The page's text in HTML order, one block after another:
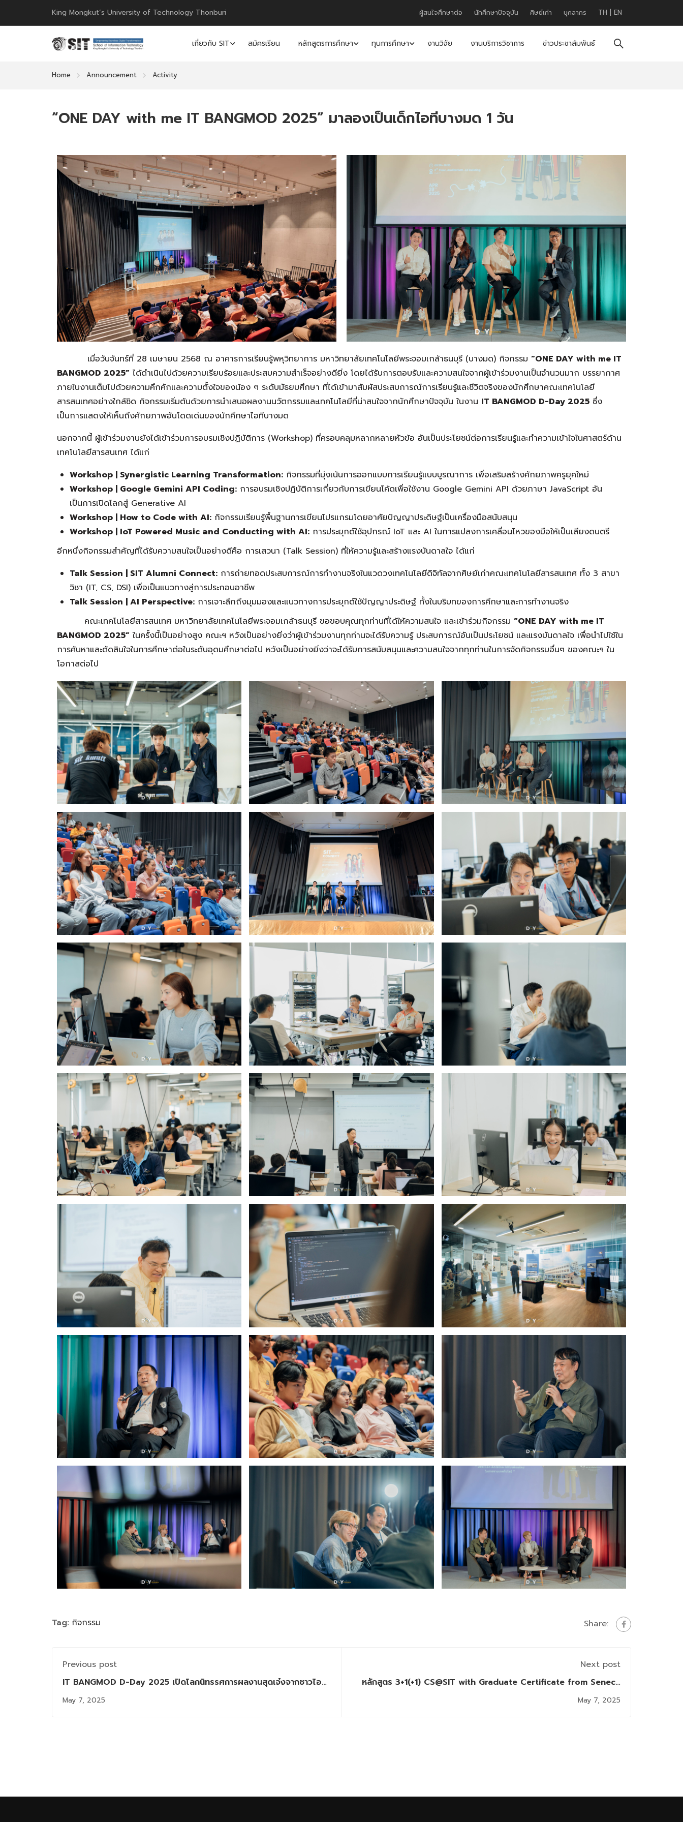
King Mongkut’s University of Technology Thonburi ผู้สนใจศึกษาต่อ นักศึกษาปัจจุบัน ศิษย์เก่า บุคลากร TH | EN
เกี่ยวกับ SIT สมัครเรียน หลักสูตรการศึกษา ทุนการศึกษา งานวิจัย งานบริการวิชาการ ข่าวประชาสัมพันธ์
Home Announcement Activity
“ONE DAY with me IT BANGMOD 2025” มาลองเป็นเด็กไอทีบางมด 1 วัน
เมื่อวันจันทร์ที่ 28 เมษายน 2568 ณ อาคารการเรียนรู้พหุวิทยาการ มหาวิทยาลัยเทคโนโลยีพระจอมเกล้าธนบุรี (บางมด) กิจกรรม “ONE DAY with me IT
BANGMOD 2025” ได้ดำเนินไปด้วยความเรียบร้อยและประสบความสำเร็จอย่างดียิ่ง โดยได้รับการตอบรับและความสนใจจากผู้เข้าร่วมงานเป็นจำนวนมาก บรรยากาศ
ภายในงานเต็มไปด้วยความคึกคักและความตั้งใจของน้อง ๆ ระดับมัธยมศึกษา ที่ได้เข้ามาสัมผัสประสบการณ์การเรียนรู้และชีวิตจริงของนักศึกษาคณะเทคโนโลยี
สารสนเทศอย่างใกล้ชิด กิจกรรมเริ่มต้นด้วยการนำเสนอผลงานนวัตกรรมและเทคโนโลยีที่น่าสนใจจากนักศึกษาปัจจุบัน ในงาน IT BANGMOD D-Day 2025 ซึ่ง
เป็นการแสดงให้เห็นถึงศักยภาพอันโดดเด่นของนักศึกษาไอทีบางมด
นอกจากนี้ ผู้เข้าร่วมงานยังได้เข้าร่วมการอบรมเชิงปฏิบัติการ (Workshop) ที่ครอบคลุมหลากหลายหัวข้อ อันเป็นประโยชน์ต่อการเรียนรู้และทำความเข้าใจในศาสตร์ด้าน
เทคโนโลยีสารสนเทศ ได้แก่
Workshop | Synergistic Learning Transformation: กิจกรรมที่มุ่งเน้นการออกแบบการเรียนรู้แบบบูรณาการ เพื่อเสริมสร้างศักยภาพครูยุคใหม่
Workshop | Google Gemini API Coding: การอบรมเชิงปฏิบัติการเกี่ยวกับการเขียนโค้ดเพื่อใช้งาน Google Gemini API ด้วยภาษา JavaScript อัน
เป็นการเปิดโลกสู่ Generative AI
Workshop | How to Code with AI: กิจกรรมเรียนรู้พื้นฐานการเขียนโปรแกรมโดยอาศัยปัญญาประดิษฐ์เป็นเครื่องมือสนับสนุน
Workshop | IoT Powered Music and Conducting with AI: การประยุกต์ใช้อุปกรณ์ IoT และ AI ในการแปลงการเคลื่อนไหวของมือให้เป็นเสียงดนตรี
อีกหนึ่งกิจกรรมสำคัญที่ได้รับความสนใจเป็นอย่างดีคือ การเสวนา (Talk Session) ที่ให้ความรู้และสร้างแรงบันดาลใจ ได้แก่
Talk Session | SIT Alumni Connect: การถ่ายทอดประสบการณ์การทำงานจริงในแวดวงเทคโนโลยีดิจิทัลจากศิษย์เก่าคณะเทคโนโลยีสารสนเทศ ทั้ง 3 สาขา
วิชา (IT, CS, DSI) เพื่อเป็นแนวทางสู่การประกอบอาชีพ
Talk Session | AI Perspective: การเจาะลึกถึงมุมมองและแนวทางการประยุกต์ใช้ปัญญาประดิษฐ์ ทั้งในบริบทของการศึกษาและการทำงานจริง
คณะเทคโนโลยีสารสนเทศ มหาวิทยาลัยเทคโนโลยีพระจอมเกล้าธนบุรี ขอขอบคุณทุกท่านที่ได้ให้ความสนใจ และเข้าร่วมกิจกรรม “ONE DAY with me IT
BANGMOD 2025” ในครั้งนี้เป็นอย่างสูง คณะฯ หวังเป็นอย่างยิ่งว่าผู้เข้าร่วมงานทุกท่านจะได้รับความรู้ ประสบการณ์อันเป็นประโยชน์ และแรงบันดาลใจ เพื่อนำไปใช้ใน
การค้นหาและตัดสินใจในการศึกษาต่อในระดับอุดมศึกษาต่อไป หวังเป็นอย่างยิ่งว่าจะได้รับการสนับสนุนและความสนใจจากทุกท่านในการจัดกิจกรรมอื่นๆ ของคณะฯ ใน
โอกาสต่อไป
Tag: กิจกรรม Share:
Previous post
IT BANGMOD D-Day 2025 เปิดโลกนิทรรศการผลงานสุดเจ๋งจากชาวไอที
บางมด
May 7, 2025
Next post
หลักสูตร 3+1(+1) CS@SIT with Graduate Certificate from Seneca
Polytechnic (Seneca)
May 7, 2025